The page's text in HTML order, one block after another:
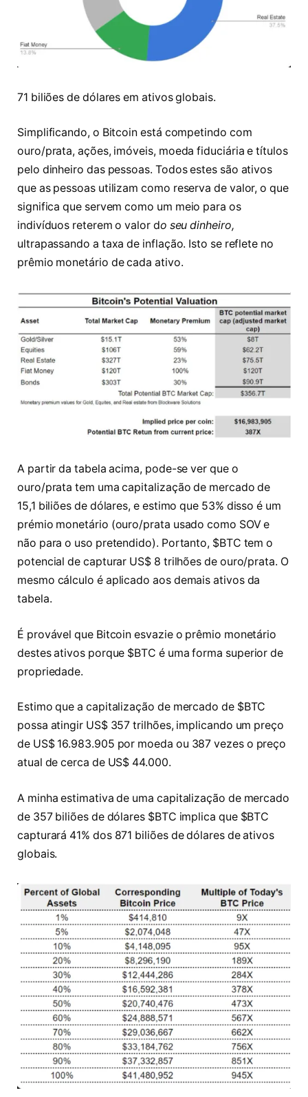
71 biliões de dólares em ativos globais.
Simplificando, o Bitcoin está competindo com
ouro/prata, ações, imóveis, moeda fiduciária e títulos
pelo dinheiro das pessoas. Todos estes são ativos
que as pessoas utilizam como reserva de valor, o que
significa que servem como um meio para os
indivíduos reterem o valor do seu dinheiro,
ultrapassando a taxa de inflação. Isto se reflete no
prêmio monetário de cada ativo.
A partir da tabela acima, pode-se ver que o
ouro/prata tem uma capitalização de mercado de
15,1 biliões de dólares, e estimo que 53% disso é um
prémio monetário (ouro/prata usado como SOV e
não para o uso pretendido). Portanto, $BTC tem o
potencial de capturar US$ 8 trilhões de ouro/prata. O
mesmo cálculo é aplicado aos demais ativos da
tabela.
É provável que Bitcoin esvazie o prêmio monetário
destes ativos porque $BTC é uma forma superior de
propriedade.
Estimo que a capitalização de mercado de $BTC
possa atingir US$ 357 trilhões, implicando um preço
de US$ 16.983.905 por moeda ou 387 vezes o preço
atual de cerca de US$ 44.000.
A minha estimativa de uma capitalização de mercado
de 357 biliões de dólares $BTC implica que $BTC
capturará 41% dos 871 biliões de dólares de ativos
globais.